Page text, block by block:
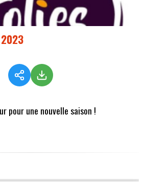
pour une nouvelle saison !